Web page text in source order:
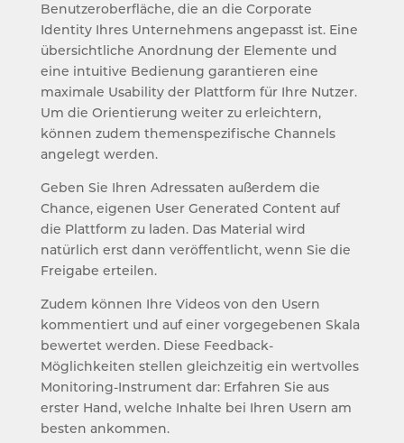
Benutzeroberfläche, die an die Corporate
Identity Ihres Unternehmens angepasst ist. Eine
übersichtliche Anordnung der Elemente und
eine intuitive Bedienung garantieren eine
maximale Usability der Plattform für Ihre Nutzer.
Um die Orientierung weiter zu erleichtern,
können zudem themenspezifische Channels
angelegt werden.
Geben Sie Ihren Adressaten außerdem die
Chance, eigenen User Generated Content auf
die Plattform zu laden. Das Material wird
natürlich erst dann veröffentlicht, wenn Sie die
Freigabe erteilen.
Zudem können Ihre Videos von den Usern
kommentiert und auf einer vorgegebenen Skala
bewertet werden. Diese Feedback-
Möglichkeiten stellen gleichzeitig ein wertvolles
Monitoring-Instrument dar: Erfahren Sie aus
erster Hand, welche Inhalte bei Ihren Usern am
besten ankommen.